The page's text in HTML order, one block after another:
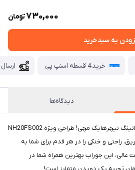
730,000تومان
به سبدخرید
خرید 4 قسطه اسنپ پی
دیدگاه‌ها
فرمول برنده دویدن با جوراب رانینگ نیچرهایک مچی! طراحی ویژه NH20FS002
راحتی و خنکی را در هر قدم برای شما به
عالی، این جوراب بهترین همراه شما در